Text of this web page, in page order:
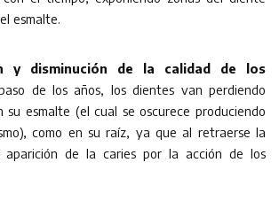
esmalte.
y disminución de la calidad de los
de los años, los dientes van perdiendo
su esmalte (el cual se oscurece produciendo
como en su raíz, ya que al retraerse la
aparición de la caries por la acción de los